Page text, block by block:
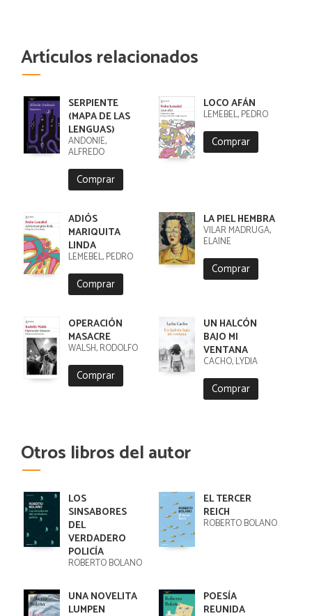
Artículos relacionados
SERPIENTE
(MAPA DE LAS
LENGUAS)
ANDONIE,
ALFREDO
Comprar
LOCO AFÁN
LEMEBEL, PEDRO
Comprar
ADIÓS
MARIQUITA
LINDA
LEMEBEL, PEDRO
Comprar
LA PIEL HEMBRA
VILAR MADRUGA,
ELAINE
Comprar
OPERACIÓN
MASACRE
WALSH, RODOLFO
Comprar
UN HALCÓN
BAJO MI
VENTANA
CACHO, LYDIA
Comprar
Otros libros del autor
LOS
SINSABORES
DEL
VERDADERO
POLICÍA
ROBERTO BOLAÑO
EL TERCER
REICH
ROBERTO BOLAÑO
UNA NOVELITA
LUMPEN
POESÍA
REUNIDA